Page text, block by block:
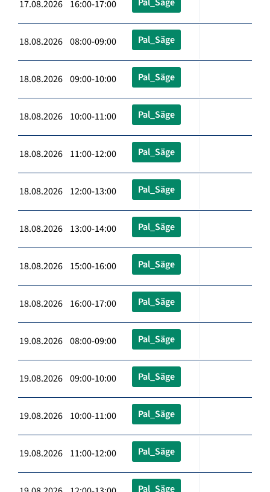
17.08.2026 16:00-17:00
18.08.2026 08:00-09:00 Pal_Säge
18.08.2026 09:00-10:00 Pal_Säge
18.08.2026 10:00-11:00 Pal_Säge
18.08.2026 11:00-12:00 Pal_Säge
18.08.2026 12:00-13:00 Pal_Säge
18.08.2026 13:00-14:00 Pal_Säge
18.08.2026 15:00-16:00 Pal_Säge
18.08.2026 16:00-17:00 Pal_Säge
19.08.2026 08:00-09:00 Pal_Säge
19.08.2026 09:00-10:00 Pal_Säge
19.08.2026 10:00-11:00 Pal_Säge
19.08.2026 11:00-12:00 Pal_Säge
Pal_Säge